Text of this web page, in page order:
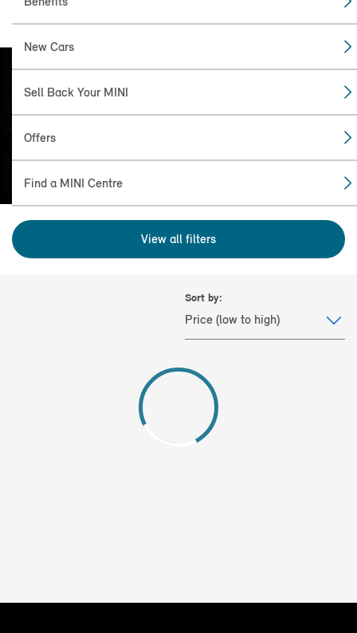
New Cars
Sell Back Your MINI
Offers
Find a MINI Centre
FIND THE
MINI FOR YOU
View all filters
Sort by: